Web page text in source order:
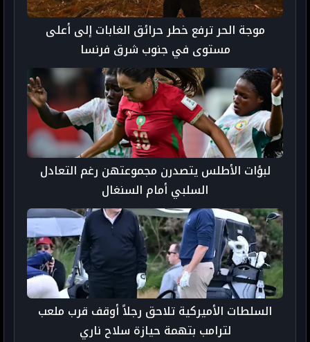
موجة الحر ترفع خطر حرائق الغابات إلى أعلى
مستوى في جنوب شرق فرنسا
لبؤات الأطلس يتصدرن مجموعتهن رغم التعادل
السلبي أمام السنغال
السلطات الأميركية تلاحق رجلاً أوقف قرب ملعب
لترامب بتهمة حيازة سلاح ناري